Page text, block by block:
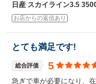
日産 スカイライン3.5
お店からの返信あり
とても満足です!
総合評価 5
急ぎで車が必要になり、